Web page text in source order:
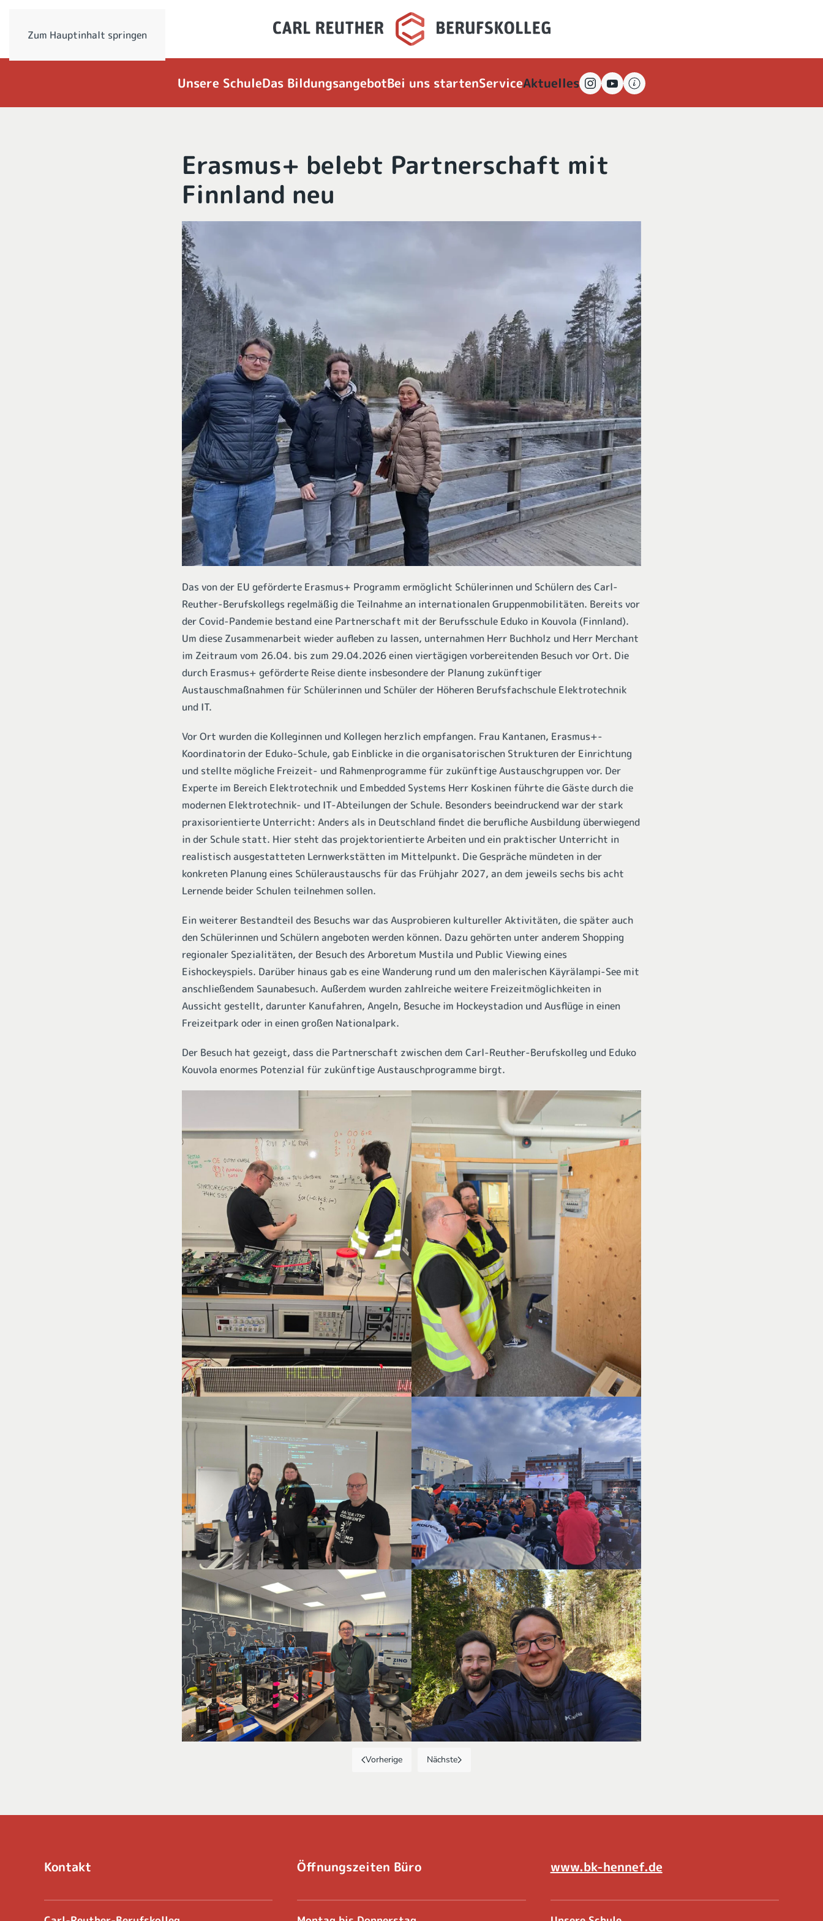
Zum Hauptinhalt springen
Unsere SchuleDas BildungsangebotBei uns startenServiceAktuelles
Erasmus+ belebt Partnerschaft mit
Finnland neu
Das von der EU geförderte Erasmus+ Programm ermöglicht Schülerinnen und Schülern des Carl-
Reuther-Berufskollegs regelmäßig die Teilnahme an internationalen Gruppenmobilitäten. Bereits vor
der Covid-Pandemie bestand eine Partnerschaft mit der Berufsschule Eduko in Kouvola (Finnland).
Um diese Zusammenarbeit wieder aufleben zu lassen, unternahmen Herr Buchholz und Herr Merchant
im Zeitraum vom 26.04. bis zum 29.04.2026 einen viertägigen vorbereitenden Besuch vor Ort. Die
durch Erasmus+ geförderte Reise diente insbesondere der Planung zukünftiger
Austauschmaßnahmen für Schülerinnen und Schüler der Höheren Berufsfachschule Elektrotechnik
und IT.
Vor Ort wurden die Kolleginnen und Kollegen herzlich empfangen. Frau Kantanen, Erasmus+-
Koordinatorin der Eduko-Schule, gab Einblicke in die organisatorischen Strukturen der Einrichtung
und stellte mögliche Freizeit- und Rahmenprogramme für zukünftige Austauschgruppen vor. Der
Experte im Bereich Elektrotechnik und Embedded Systems Herr Koskinen führte die Gäste durch die
modernen Elektrotechnik- und IT-Abteilungen der Schule. Besonders beeindruckend war der stark
praxisorientierte Unterricht: Anders als in Deutschland findet die berufliche Ausbildung überwiegend
in der Schule statt. Hier steht das projektorientierte Arbeiten und ein praktischer Unterricht in
realistisch ausgestatteten Lernwerkstätten im Mittelpunkt. Die Gespräche mündeten in der
konkreten Planung eines Schüleraustauschs für das Frühjahr 2027, an dem jeweils sechs bis acht
Lernende beider Schulen teilnehmen sollen.
Ein weiterer Bestandteil des Besuchs war das Ausprobieren kultureller Aktivitäten, die später auch
den Schülerinnen und Schülern angeboten werden können. Dazu gehörten unter anderem Shopping
regionaler Spezialitäten, der Besuch des Arboretum Mustila und Public Viewing eines
Eishockeyspiels. Darüber hinaus gab es eine Wanderung rund um den malerischen Käyrälampi-See mit
anschließendem Saunabesuch. Außerdem wurden zahlreiche weitere Freizeitmöglichkeiten in
Aussicht gestellt, darunter Kanufahren, Angeln, Besuche im Hockeystadion und Ausflüge in einen
Freizeitpark oder in einen großen Nationalpark.
Der Besuch hat gezeigt, dass die Partnerschaft zwischen dem Carl-Reuther-Berufskolleg und Eduko
Kouvola enormes Potenzial für zukünftige Austauschprogramme birgt.
Vorherige Nächste
Kontakt Öffnungszeiten Büro www.bk-hennef.de